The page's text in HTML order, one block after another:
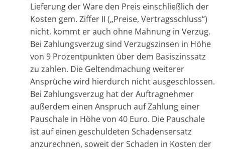
Lieferung der Ware den Preis einschließlich der
Kosten gem. Ziffer II („Preise, Vertragsschluss“)
nicht, kommt er auch ohne Mahnung in Verzug.
Bei Zahlungsverzug sind Verzugszinsen in Höhe
von 9 Prozentpunkten über dem Basiszinssatz
zu zahlen. Die Geltendmachung weiterer
Ansprüche wird hierdurch nicht ausgeschlossen.
Bei Zahlungsverzug hat der Auftragnehmer
außerdem einen Anspruch auf Zahlung einer
Pauschale in Höhe von 40 Euro. Die Pauschale
ist auf einen geschuldeten Schadensersatz
anzurechnen, soweit der Schaden in Kosten der